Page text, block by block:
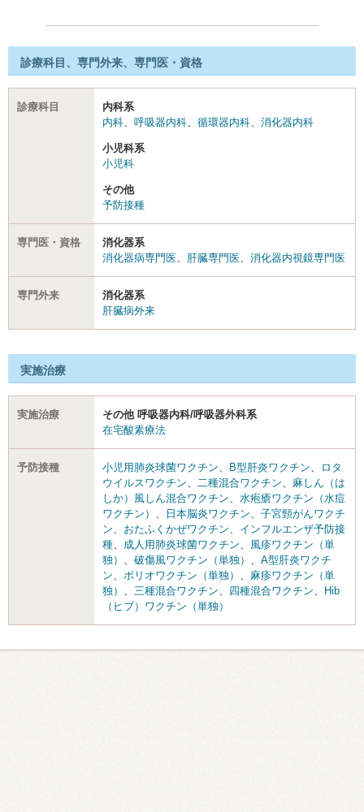
診療科目、専門外来、専門医・資格
診療科目
内科系
内科
呼吸器内科 循環器内科 消化器内科
小児科系
小児科
その他
予防接種
専門医・資格
消化器系
消化器病専門医
肝臓専門医 消化器内視鏡専門医
専門外来
消化器系
肝臓病外来
実施治療
実施治療
その他 呼吸器内科/呼吸器外科系
在宅酸素療法
予防接種 小児用肺炎球菌ワクチン B型肝炎ワクチン
ロタ
ウイルスワクチン
二種混合ワクチン
麻しん（は
しか）風しん混合ワクチン
水疱瘡ワクチン（水痘
ワクチン）
日本脳炎ワクチン
子宮頸がんワクチ
ン
おたふくかぜワクチン
インフルエンザ予防接
種
成人用肺炎球菌ワクチン
風疹ワクチン（単
独）
破傷風ワクチン（単独）
A型肝炎ワクチ
ン
ポリオワクチン（単独）
麻疹ワクチン（単
独）
三種混合ワクチン 四種混合ワクチン
Hib
（ヒブ）ワクチン（単独）